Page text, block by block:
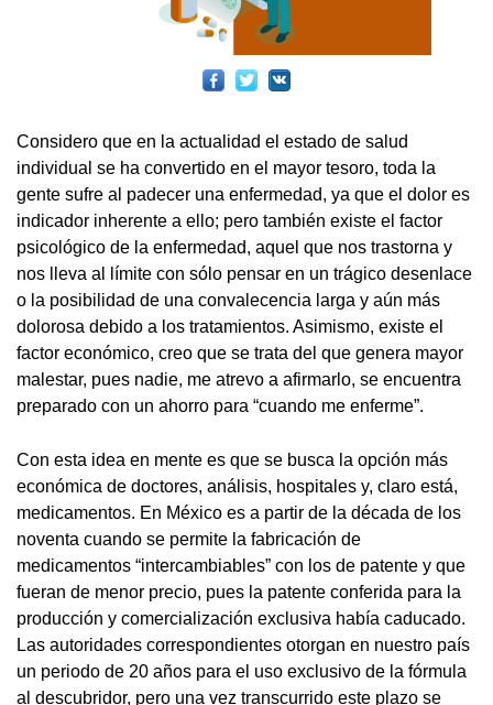
Considero que en la actualidad el estado de salud
individual se ha convertido en el mayor tesoro, toda la
gente sufre al padecer una enfermedad, ya que el dolor es
indicador inherente a ello; pero también existe el factor
psicológico de la enfermedad, aquel que nos trastorna y
nos lleva al límite con sólo pensar en un trágico desenlace
o la posibilidad de una convalecencia larga y aún más
dolorosa debido a los tratamientos. Asimismo, existe el
factor económico, creo que se trata del que genera mayor
malestar, pues nadie, me atrevo a afirmarlo, se encuentra
preparado con un ahorro para “cuando me enferme”.
Con esta idea en mente es que se busca la opción más
económica de doctores, análisis, hospitales y, claro está,
medicamentos. En México es a partir de la década de los
noventa cuando se permite la fabricación de
medicamentos “intercambiables” con los de patente y que
fueran de menor precio, pues la patente conferida para la
producción y comercialización exclusiva había caducado.
Las autoridades correspondientes otorgan en nuestro país
un periodo de 20 años para el uso exclusivo de la fórmula
al descubridor, pero una vez transcurrido este plazo se